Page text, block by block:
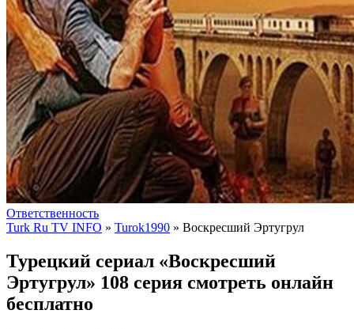
Ответственность
Turk Ru TV INFO » Turok1990 » Воскресший Эртугрул
Турецкий сериал «Воскресший
Эртугрул» 108 серия смотреть онлайн
бесплатно